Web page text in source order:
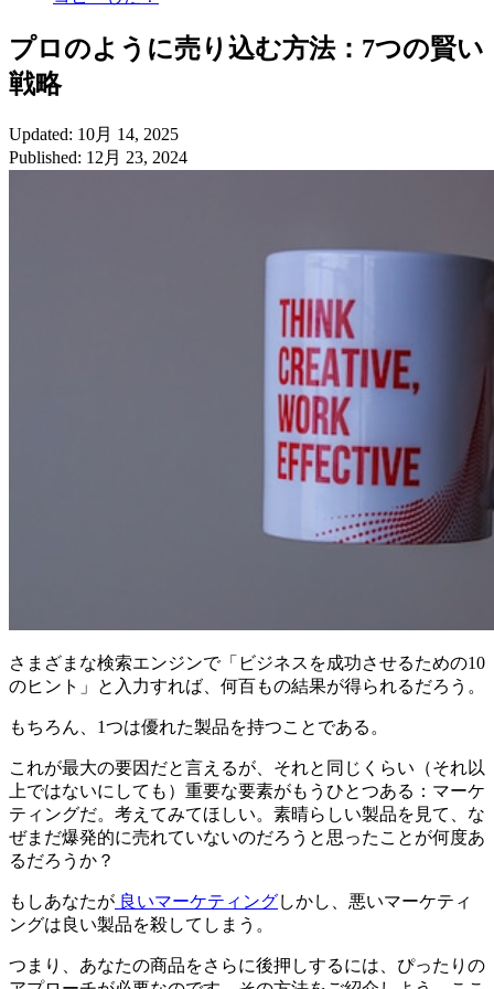
プロのように売り込む方法：7つの賢い
戦略
Updated: 10月 14, 2025
Published: 12月 23, 2024
さまざまな検索エンジンで「ビジネスを成功させるための10
のヒント」と入力すれば、何百もの結果が得られるだろう。
もちろん、1つは優れた製品を持つことである。
これが最大の要因だと言えるが、それと同じくらい（それ以
上ではないにしても）重要な要素がもうひとつある：マーケ
ティングだ。考えてみてほしい。素晴らしい製品を見て、な
ぜまだ爆発的に売れていないのだろうと思ったことが何度あ
るだろうか？
もしあなたが 良いマーケティングしかし、悪いマーケティ
ングは良い製品を殺してしまう。
つまり、あなたの商品をさらに後押しするには、ぴったりの